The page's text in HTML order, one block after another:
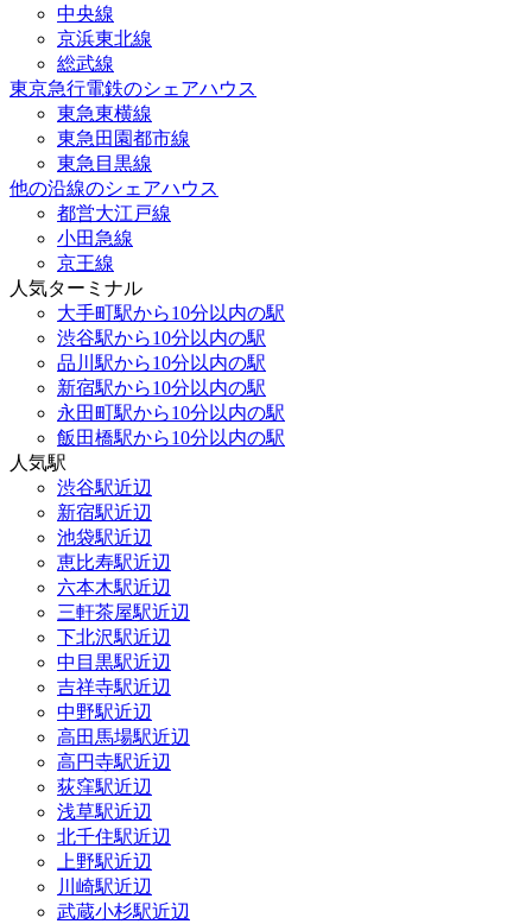
中央線
京浜東北線
総武線
東京急行電鉄のシェアハウス
東急東横線
東急田園都市線
東急目黒線
他の沿線のシェアハウス
都営大江戸線
小田急線
京王線
人気ターミナル
大手町駅から10分以内の駅
渋谷駅から10分以内の駅
品川駅から10分以内の駅
新宿駅から10分以内の駅
永田町駅から10分以内の駅
飯田橋駅から10分以内の駅
人気駅
渋谷駅近辺
新宿駅近辺
池袋駅近辺
恵比寿駅近辺
六本木駅近辺
三軒茶屋駅近辺
下北沢駅近辺
中目黒駅近辺
吉祥寺駅近辺
中野駅近辺
高田馬場駅近辺
高円寺駅近辺
荻窪駅近辺
浅草駅近辺
北千住駅近辺
上野駅近辺
川崎駅近辺
武蔵小杉駅近辺